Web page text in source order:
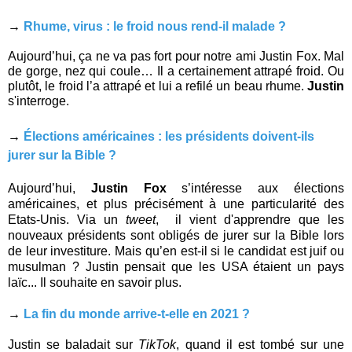
→ Rhume, virus : le froid nous rend-il malade ?
Aujourd’hui, ça ne va pas fort pour notre ami Justin Fox. Mal
de gorge, nez qui coule… Il a certainement attrapé froid. Ou
plutôt, le froid l’a attrapé et lui a refilé un beau rhume. Justin
s'interroge.
→ Élections américaines : les présidents doivent-ils
jurer sur la Bible ?
Aujourd’hui, Justin Foxs’intéresse aux élections
américaines, et plus précisément à une particularité des
Etats-Unis. Via un
tweet, il vient d'apprendre que les
nouveaux présidents sont obligés de jurer sur la Bible lors
de leur investiture. Mais qu’en est-il si le candidat est juif ou
musulman ? Justin pensait que les USA étaient un pays
laïc... Il souhaite en savoir plus.
→ La fin du monde arrive-t-elle en 2021 ?
Justin se baladait sur TikTok, quand il est tombé sur une